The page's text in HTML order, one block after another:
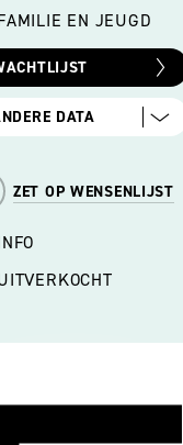
EN JEUGD
DATA
ZET OP WENSENLIJST